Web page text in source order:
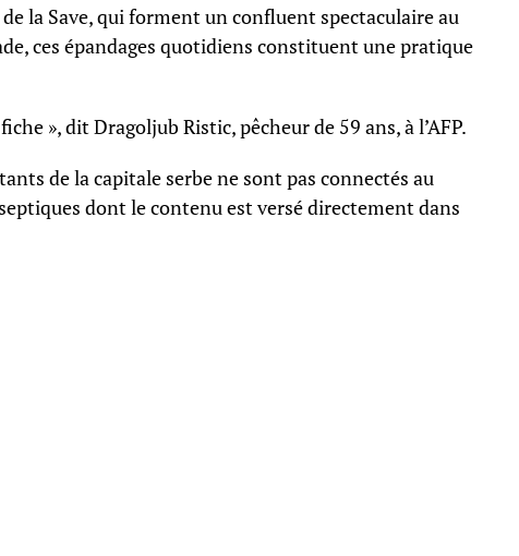
la Save, qui forment un confluent spectaculaire au
ces épandages quotidiens constituent une pratique
», dit Dragoljub Ristic, pêcheur de 59 ans, à l’AFP.
de la capitale serbe ne sont pas connectés au
dont le contenu est versé directement dans